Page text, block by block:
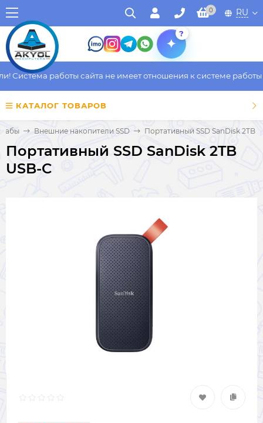
0 RU
?
Система работы сайта не имеет отношения к системе работы
КАТАЛОГ ТОВАРОВ
Внешние накопители SSD Портативный SSD SanDisk 2TB
Портативный SSD SanDisk 2TB
USB-C